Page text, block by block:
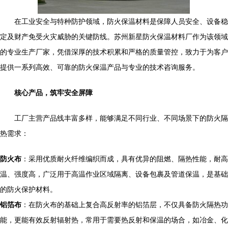
在工业安全与特种防护领域，防火保温材料是保障人员安全、设备稳
定及财产免受火灾威胁的关键防线。苏州新星防火保温材料厂作为该领域
的专业生产厂家，凭借深厚的技术积累和严格的质量管控，致力于为客户
提供一系列高效、可靠的防火保温产品与专业的技术咨询服务。
核心产品，筑牢安全屏障
工厂主营产品线丰富多样，能够满足不同行业、不同场景下的防火隔
热需求：
防火布 ：采用优质耐火纤维编织而成，具有优异的阻燃、隔热性能，耐高
温、强度高，广泛用于高温作业区域隔离、设备包裹及管道保温，是基础
的防火保护材料。
铝箔布 ：在防火布的基础上复合高反射率的铝箔层，不仅具备防火隔热功
能，更能有效反射辐射热，常用于需要热反射和保温的场合，如冶金、化